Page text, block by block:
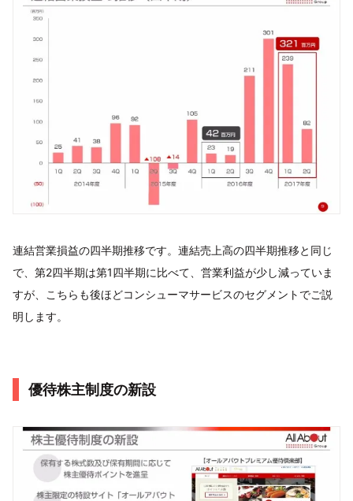
連結営業損益の四半期推移です。連結売上高の四半期推移と同じ
で、第2四半期は第1四半期に比べて、営業利益が少し減っていま
すが、こちらも後ほどコンシューマサービスのセグメントでご説
明します。
優待株主制度の新設